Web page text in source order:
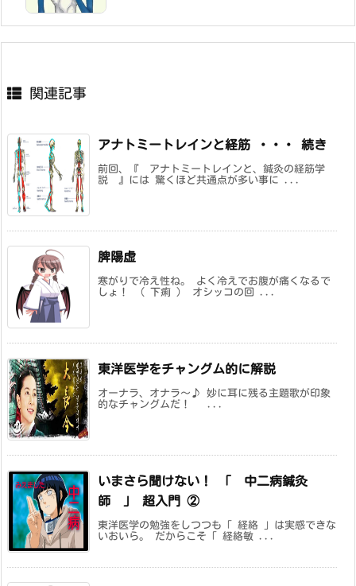
関連記事
アナトミートレインと経筋 ・・・ 続き
前回、『 アナトミートレインと、鍼灸の経筋学
説 』には 驚くほど共通点が多い事に ...
脾陽虚
寒がりで冷え性ね。 よく冷えでお腹が痛くなるで
しょ！ （ 下痢 ） オシッコの回 ...
東洋医学をチャングム的に解説
オーナラ、オナラ～♪ 妙に耳に残る主題歌が印象
的なチャングムだ！ ...
いまさら聞けない！ 「 中二病鍼灸
師 」 超入門 ②
東洋医学の勉強をしつつも「 経絡 」は実感できな
いおいら。 だからこそ「 経絡敏 ...